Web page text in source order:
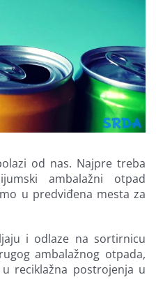
od nas. Najpre treba
ambalažni otpad
u predviđena mesta za
i odlaze na sortirnicu
ambalažnog otpada,
reciklažna postrojenja u